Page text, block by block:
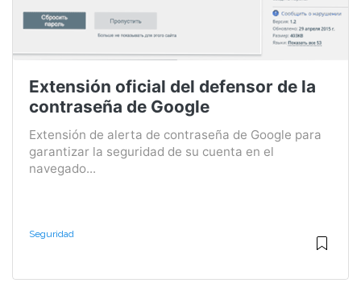
Extensión oficial del defensor de la
contraseña de Google
Extensión de alerta de contraseña de Google para
garantizar la seguridad de su cuenta en el
navegado...
Seguridad